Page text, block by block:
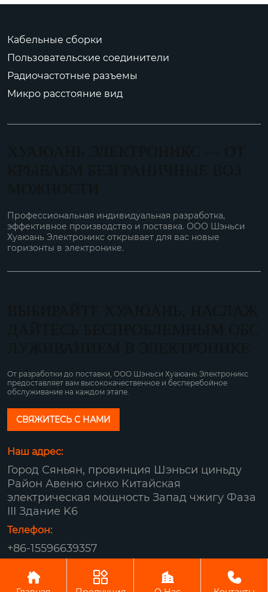
Кабельные сборки
Пользовательские соединители
Радиочастотные разъемы
Микро расстояние вид
Профессиональная индивидуальная разработка,
эффективное производство и поставка. ООО Шэньси
Хуаюань Электроникс открывает для вас новые
горизонты в электронике.
От разработки до поставки, ООО Шэньси Хуаюань Электроникс
предоставляет вам высококачественное и бесперебойное
обслуживание на каждом этапе.
СВЯЖИТЕСЬ С НАМИ
Наш адрес:
Город Сяньян, провинция Шэньси циньду
Район Авеню синхо Китайская
электрическая мощность Запад чжигу Фаза
III Здание K6
Телефон:
+86-15596639357
Авторское право© ООО Шэньси Хуаюань
Электроникс
   